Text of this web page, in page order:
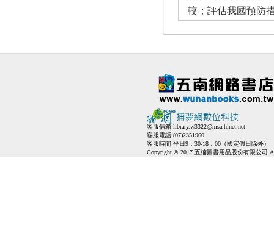
較；評估我國預防
客服信箱:library.w3322@msa.hinet.net
客服電話:(07)2351960
客服時間:平日9：30-18：00（國定假日除外）
Copyright © 2017 五楠圖書用品股份有限公司